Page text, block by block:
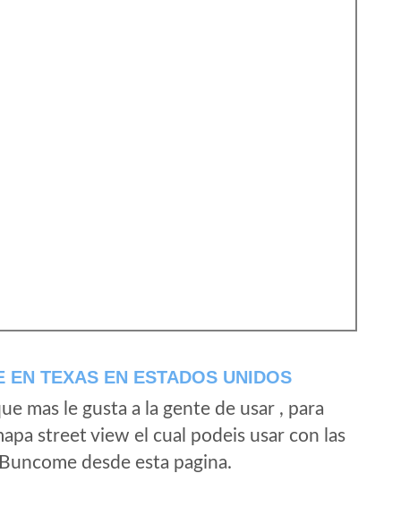
TEXAS EN ESTADOS UNIDOS
mas le gusta a la gente de usar , para
street view el cual podeis usar con las
desde esta pagina.